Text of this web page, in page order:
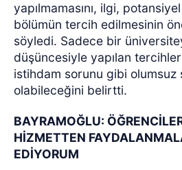
yapılmamasını, ilgi,
bölümün tercih edilmesinin
söyledi. Sadece bir
düşüncesiyle yapılan
istihdam sorunu gibi olumsuz
olabileceğini belirtti.
BAYRAMOĞLU:
HİZMETTEN
EDİYORUM